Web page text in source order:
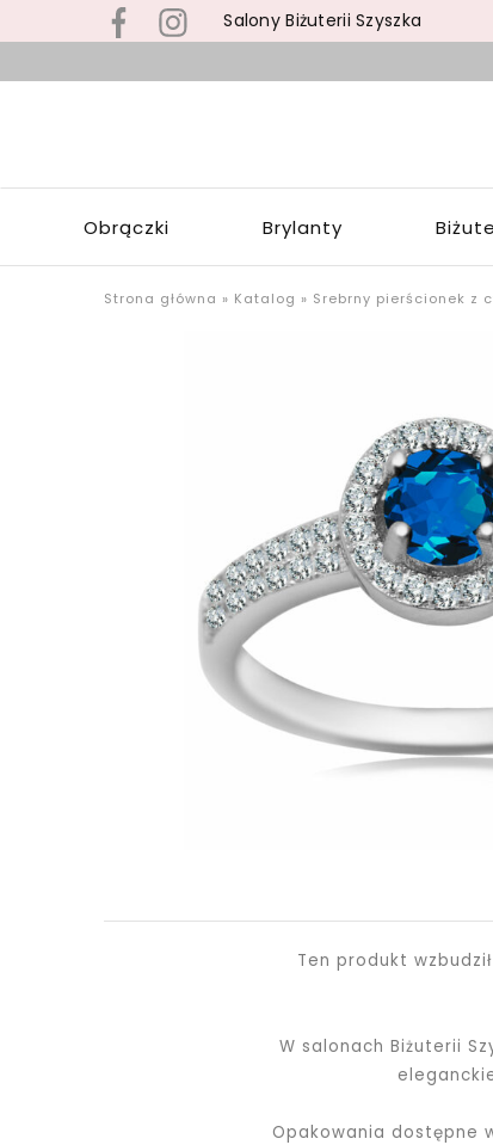
Salony Biżuterii Szyszka
Obrączki Brylanty
Strona główna » Katalog » Srebrny pierścionek z
Ten produkt
W salonach Biżuterii
Opakowania dostępne